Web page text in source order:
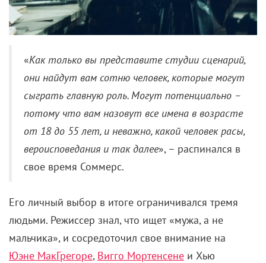
«Как только вы представите студии сценарий,
они найдут вам сотню человек, которые могут
сыграть главную роль. Могут потенциально –
потому что вам назовут все имена в возрасте
от 18 до 55 лет, и неважно, какой человек расы,
вероисповедания и так далее», – распинался в
свое время Соммерс.
Его личный выбор в итоге ограничивался тремя
людьми. Режиссер знал, что ищет «мужа, а не
мальчика», и сосредоточил свое внимание на
Юэне МакГрегоре, Вигго Мортенсене и Хью